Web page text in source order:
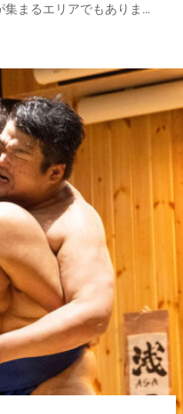
まるエリアでもありま
ンチ：１,２３０円（税込